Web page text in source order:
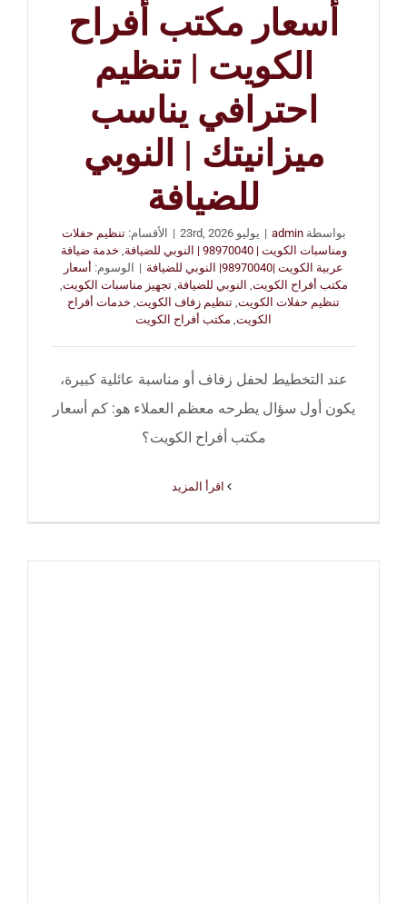
أسعار مكتب أفراح
الكويت | تنظيم
احترافي يناسب
ميزانيتك | النوبي
للضيافة
بواسطةadmin
| يوليو 23rd, 2026 | الأقسام:تنظيم حفلات
ومناسبات الكويت | 98970040 | النوبي للضيافة
خدمة ضيافة
عربية الكويت |98970040| النوبي للضيافة
| الوسوم: أسعار
مكتب أفراح الكويت النوبي للضيافة ,تجهيز مناسبات الكويت
تنظيم حفلات الكويت تنظيم زفاف الكويت خدمات أفراح
الكويت مكتب أفراح الكويت
عند التخطيط لحفل زفاف أو مناسبة عائلية كبيرة،
يكون أول سؤال يطرحه معظم العملاء هو: كم أسعار
مكتب أفراح الكويت؟